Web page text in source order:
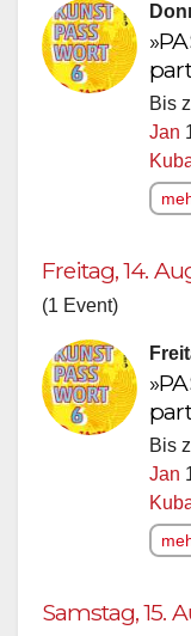
Bis
Jan
Freitag, 14.
(1 Event)
Bis
Jan
Samstag, 15.